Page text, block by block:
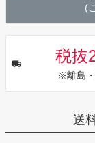
(
税抜
※離島
送